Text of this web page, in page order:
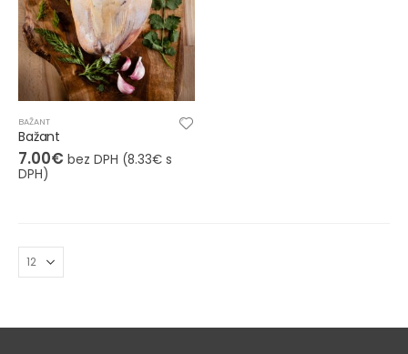
BAŽANT
Bažant
7.00€ bez DPH (8.33€ s
DPH)